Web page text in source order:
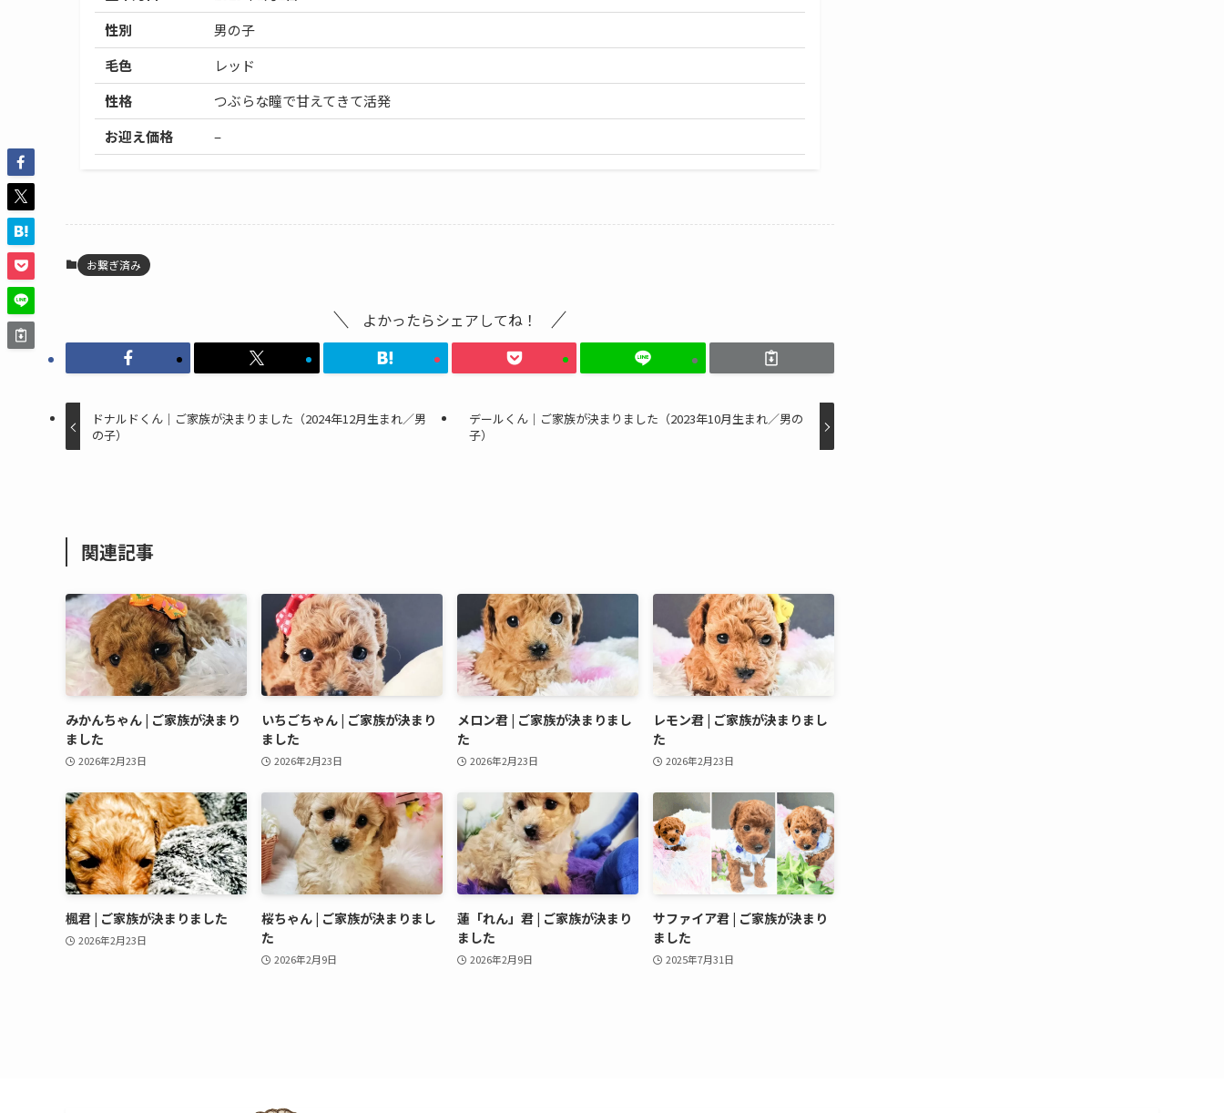
性別
男の子
毛色
レッド
性格
つぶらな瞳で甘えてきて活発
お迎え価格
–
お繋ぎ済み
よかったらシェアしてね！
ドナルドくん｜ご家族が決まりました（2024年12月生まれ／男
の子）
デールくん｜ご家族が決まりました（2023年10月生まれ／男の
子）
関連記事
みかんちゃん | ご家族が決まり
ました
2026年2月23日
いちごちゃん | ご家族が決まり
ました
2026年2月23日
メロン君 | ご家族が決まりまし
た
2026年2月23日
レモン君 | ご家族が決まりまし
た
2026年2月23日
楓君 | ご家族が決まりました
2026年2月23日
桜ちゃん | ご家族が決まりまし
た
2026年2月9日
蓮「れん」君 | ご家族が決まり
ました
2026年2月9日
サファイア君 | ご家族が決まり
ました
2025年7月31日